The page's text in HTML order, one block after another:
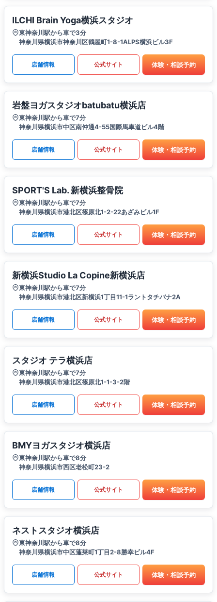
ILCHI Brain Yoga横浜スタジオ
東神奈川駅から車で3分
神奈川県横浜市神奈川区鶴屋町1-8-1ALPS横浜ビル3F
店舗情報 公式サイト 体験・相談予約
岩盤ヨガスタジオbatubatu横浜店
東神奈川駅から車で7分
神奈川県横浜市中区南仲通4-55国際馬車道ビル4階
店舗情報 公式サイト 体験・相談予約
SPORT'S Lab. 新横浜整骨院
東神奈川駅から車で7分
神奈川県横浜市港北区篠原北1-2-22あざみビル1F
店舗情報 公式サイト 体験・相談予約
新横浜Studio La Copine新横浜店
東神奈川駅から車で7分
神奈川県横浜市港北区新横浜1丁目11-1ラントタチバナ2A
店舗情報 公式サイト 体験・相談予約
スタジオ テラ横浜店
東神奈川駅から車で7分
神奈川県横浜市港北区篠原北1-1-3-2階
店舗情報 公式サイト 体験・相談予約
BMYヨガスタジオ横浜店
東神奈川駅から車で8分
神奈川県横浜市西区老松町23-2
店舗情報 公式サイト 体験・相談予約
ネストスタジオ横浜店
東神奈川駅から車で8分
神奈川県横浜市中区蓬莱町1丁目2-8勝幸ビル4F
店舗情報 公式サイト 体験・相談予約